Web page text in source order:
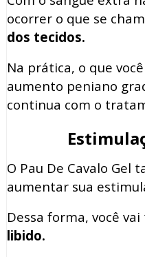
ocorrer o que se
dos tecidos.
Na prática, o que
aumento peniano
continua com o
O Pau De Cavalo Gel
aumentar sua
Dessa forma, você
libido.